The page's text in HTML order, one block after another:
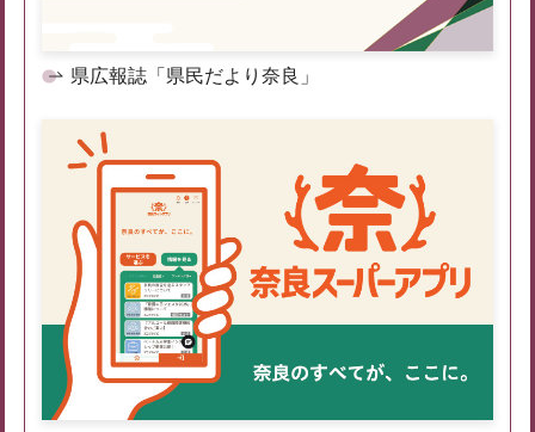
県広報誌「県民だより奈良」